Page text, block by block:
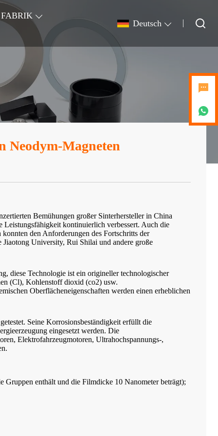
FABRIK
Deutsch
Neodym-Magneten
Bemühungen großer Sinterhersteller in China
kontinuierlich verbessert. Auch die
den Anforderungen des Fortschritts der
University, Rui Shilai und andere große
diese Technologie ist ein origineller technologischer
(Cl), Kohlenstoff dioxid (co2) usw.
Oberflächeneigenschaften werden einen erheblichen
Seine Korrosionsbeständigkeit erfüllt die
eingesetzt werden. Die
Elektrofahrzeugmotoren, Ultrahochspannungs-,
Gruppen enthält und die Filmdicke 10 Nanometer beträgt);